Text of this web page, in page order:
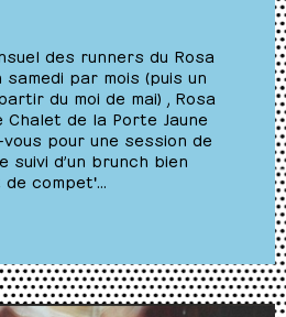
des runners du Rosa
par mois (puis un
du moi de mai) , Rosa
Chalet de la Porte Jaune
pour une session de
suivi d’un brunch bien
compet'…